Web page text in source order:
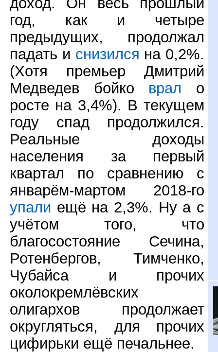
год, как и четыре
предыдущих, продолжал
падать и снизился на 0,2%.
(Хотя премьер Дмитрий
Медведев бойко врал о
росте на 3,4%). В текущем
году спад продолжился.
Реальные доходы
населения за первый
квартал по сравнению с
январём-мартом 2018-го
упали ещё на 2,3%. Ну а с
учётом того, что
благосостояние Сечина,
Ротенбергов, Тимченко,
Чубайса и прочих
околокремлёвских
олигархов продолжает
округляться, для прочих
цифирьки ещё печальнее.